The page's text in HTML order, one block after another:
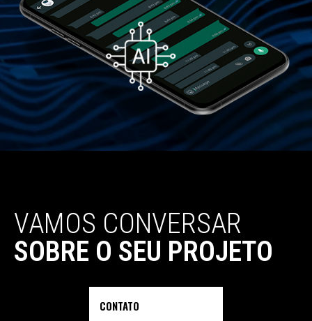
VAMOS CONVERSAR
SOBRE O SEU PROJETO
CONTATO